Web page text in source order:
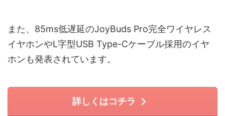
また、85ms低遅延のJoyBuds Pro完全ワイヤレス
イヤホンやL字型USB Type-Cケーブル採用のイヤ
ホンも発表されています。
詳しくはコチラ